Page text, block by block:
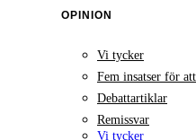
OPINION
Vi tycker
Fem insatser för
Debattartiklar
Remissvar
Vi tycker